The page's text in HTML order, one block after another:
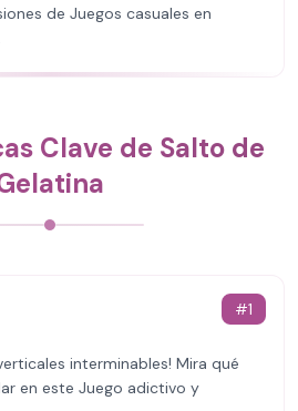
de Juegos casuales en
Clave de Salto de
#1
interminables! Mira qué
en este Juego adictivo y